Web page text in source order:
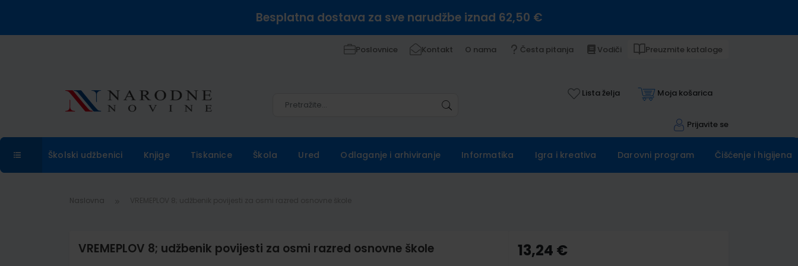
Besplatna dostava za sve narudžbe iznad 62,50 €
Poslovnice Kontakt O nama Česta pitanja Vodiči Preuzmite kataloge
Lista želja Moja košarica
Prijavite se
Školski udžbenici Knjige Tiskanice Škola Ured Odlaganje i arhiviranje Informatika Igra i kreativa Darovni program Čišćenje i higijena
Naslovna
VREMEPLOV 8; udžbenik povijesti za osmi razred osnovne škole 13,24 €